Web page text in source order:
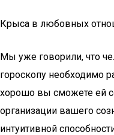
Крыса в любовных
Мы уже говорили, что
гороскопу необходимо
хорошо вы сможете ей
организации вашего
интуитивной